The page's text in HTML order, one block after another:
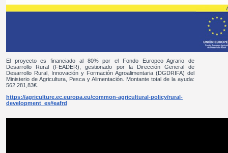
El proyecto es financiado al 80% por el Fondo Europeo Agrario de
Desarrollo Rural (FEADER), gestionado por la Dirección General de
Desarrollo Rural, Innovación y Formación Agroalimentaria (DGDRIFA) del
Ministerio de Agricultura, Pesca y Alimentación. Montante total de la ayuda:
562.281,83€.
https://agriculture.ec.europa.eu/common-agricultural-policy/rural-
development_es#eafrd